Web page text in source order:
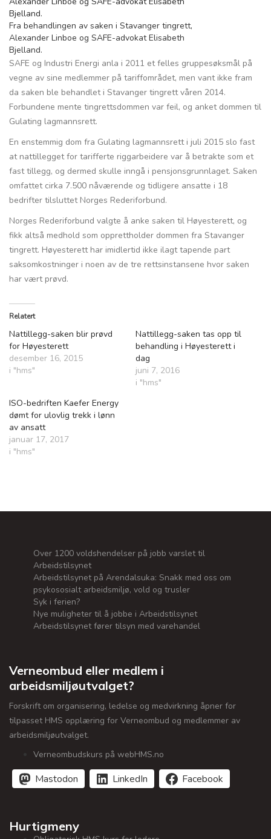
Fra behandlingen av saken i Stavanger tingrett,
Alexander Linboe og SAFE-advokat Elisabeth
Bjelland.
SAFE og Industri Energi anla i 2011 et felles gruppesøksmål på
vegne av sine medlemmer på tariffområdet, men vant ikke fram
da saken ble behandlet i Stavanger tingrett våren 2014.
Forbundene mente tingrettsdommen var feil, og anket dommen til
Gulating lagmannsrett.
En enstemmig dom fra Gulating lagmannsrett i juli 2015 slo fast
at nattillegget for tarifferte riggarbeidere var å betrakte som et
fast tillegg, og dermed skulle inngå i pensjonsgrunnlaget. Saken
omfattet cirka 7.500 nåværende og tidligere ansatte i 18
bedrifter tilsluttet Norges Rederiforbund.
Norges Rederiforbund valgte å anke saken til Høyesterett, og
fikk altså medhold som opprettholder dommen fra Stavanger
tingrett. Høyesterett har imidlertid ikke ilagt tapende part
saksomkostninger i noen av de tre rettsinstansene hvor saken
har vært prøvd.
Relatert
Nattillegg-saken blir prøvd
for Høyesterett
desember 16, 2015
i "hms"
Nattillegg-saken tas opp til
behandling i Høyesterett i
dag
juni 7, 2016
i "hms"
ISO-bedriften Kaefer Energy
dømt for ulovlig trekk i lønn
av ansatt
januar 17, 2017
i "hms"
Over 1200 voldshendelser på jobb varslet til
Arbeidstilsynet
Arbeidstilsynet på Arendalsuka: Snakk med oss om
psykososialt arbeidsmiljø, vold og trusler
Syk i ferien?
Nye muligheter til å jobbe i Arbeidstilsynet
Arbeidstilsynet fører tilsyn med varehandel
Verneombud eller medlem i
arbeidsmiljøutvalget?
Forskrift om organisering, ledelse og medvirkning åpner for
tilpasset HMS opplæring for Verneombud og medlemmer av
arbeidsmiljøutvalget.
Verneombudskurs på webHMS.no
Mastodon LinkedIn Facebook
Hurtigmeny